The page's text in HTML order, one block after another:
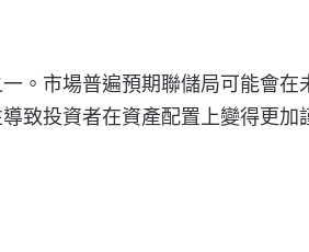
。市場普遍預期聯儲局可能會在
致投資者在資產配置上變得更加